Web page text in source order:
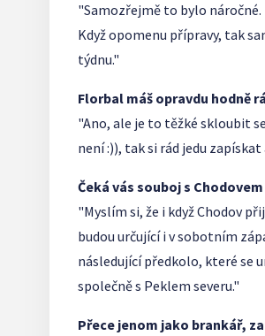
"Samozřejmě to bylo náročné.
Když opomenu přípravy, tak
týdnu."
Florbal máš opravdu hodně
"Ano, ale je to těžké skloubit
není :)), tak si rád jedu
Čeká vás souboj s
"Myslím si, že i když Chodov
budou určující i v sobotním
následující předkolo, které se
společně s Peklem severu."
Přece jenom jako brankář,